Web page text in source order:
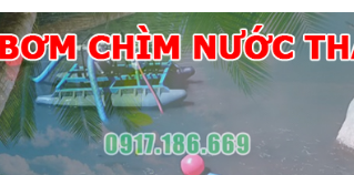
làm sạch sàn cho các trung tâm
các công trình nhà ở, khu chung
Sản phẩm được sử dụng để vệ